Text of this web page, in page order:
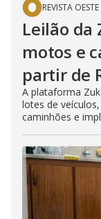
REVISTA OESTE
Leilão da
motos e
partir de
A plataforma
lotes de
caminhões e